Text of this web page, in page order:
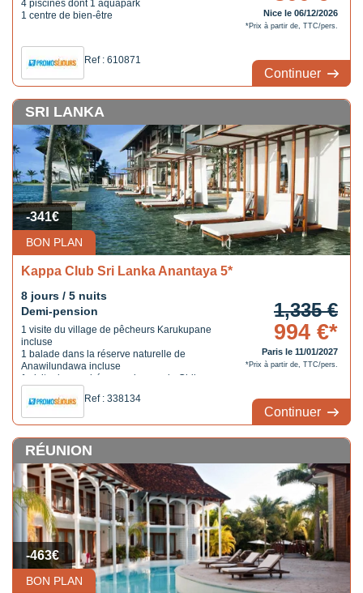
4 piscines dont 1 aquapark
1 centre de bien-être
Ref : 610871
Nice le 06/12/2026
*Prix à partir de, TTC/pers.
Continuer
BON PLAN
-341€
SRI LANKA
Kappa Club Sri Lanka Anantaya 5*
8 jours / 5 nuits
Demi-pension
1 visite du village de pêcheurs Karukupane
incluse
1 balade dans la réserve naturelle de
Anawilundawa incluse
1 visite du marché aux poissons de Chilaw
1 repas chez l'habitant inclus
Ref : 338134
1,335 €
994 €*
Paris le 11/01/2027
*Prix à partir de, TTC/pers.
Continuer
BON PLAN
-463€
RÉUNION